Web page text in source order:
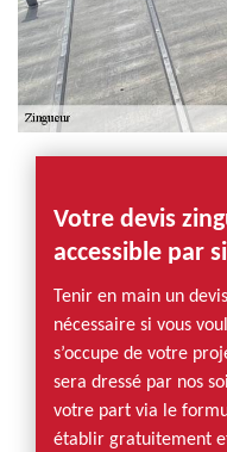
Votre devis
accessible par
Tenir en main un
nécessaire si vous
s’occupe de votre
sera dressé par nos
votre part via le
établir gratuitement